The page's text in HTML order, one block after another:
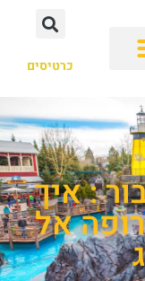
כרטיסים
: איך
אל